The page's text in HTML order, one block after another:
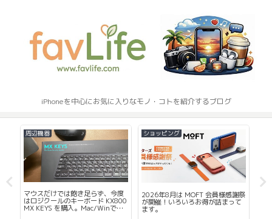
iPhoneを中心にお気に入りなモノ・コトを紹介するブログ
周辺機器
マウスだけでは飽き足らず、今度
はロジクールのキーボード KX800
MX KEYS を購入。Mac/Winで共
ショッピング
2026年8月は MOFT 会員様感謝祭
が開催！いろいろお得が詰まって
ます。